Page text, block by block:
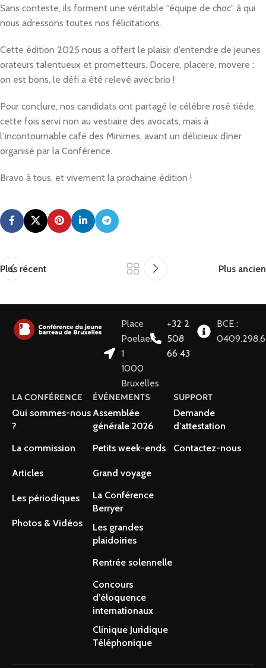
Sans conteste, ils forment une véritable “équipe de choc” à qui
nous adressons toutes nos félicitations.
Cette édition 2025 nous a offert le plaisir d’entendre de jeunes
orateurs talentueux et prometteurs. Docere, placere, movere :
on est bons, le défi a été relevé avec brio !
Pour conclure, nos candidats ont partagé le célèbre rosé tiède,
cette fois servi non au vestiaire des avocats, mais à
l’incontournable café des Minimes, avant un délicieux dîner
organisé par la Conférence.
Bravo à tous, et vivement la prochaine édition !
Plus récent Plus ancien
Place
Poelaert
1
1000
Bruxelles
+32 2
508
66 43
BCE :
LA CONFÉRENCE
Qui sommes-nous
?
La commission
Articles
Les périodiques
Photos & Vidéos
ÉVÉNEMENTS
Assemblée
générale 2026
Petits week-ends
Grand voyage
La Conférence
Berryer
Les grandes
plaidoiries
Rentrée solennelle
Concours
d’éloquence
internationaux
Clinique Juridique
Téléphonique
SUPPORT
Demande
d’attestation
Contactez-nous